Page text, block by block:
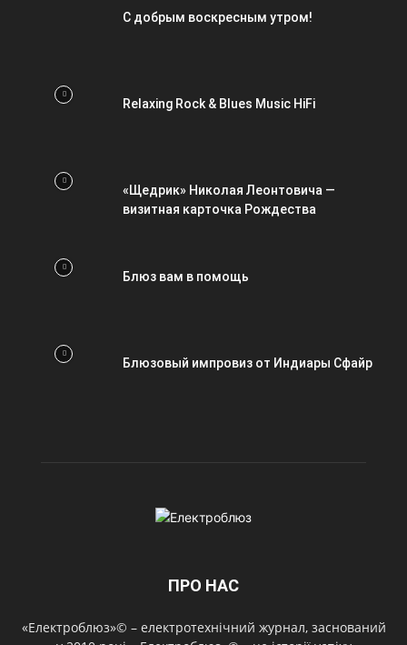
С добрым воскресным утром!
Relaxing Rock & Blues Music HiFi
«Щедрик» Николая Леонтовича —
визитная карточка Рождества
Блюз вам в помощь
Блюзовый импровиз от Индиары Сфайр
ПРО НАС
«Електроблюз»© – електротехнічний журнал, заснований